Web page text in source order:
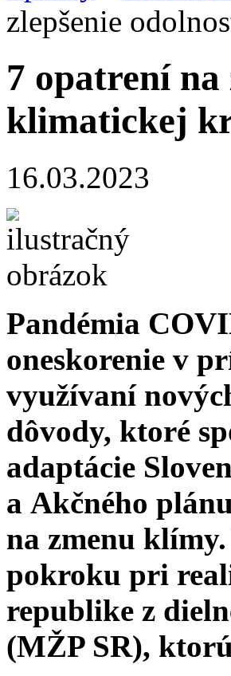
zlepšenie
7 opatrení na
klimatickej
16.03.2023
Pandémia
oneskorenie v
využívaní
dôvody, ktoré
adaptácie
a Akčného
na zmenu
pokroku pri
republike z
(MŽP SR),